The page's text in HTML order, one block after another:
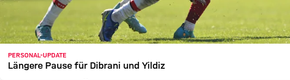
PERSONAL-UPDATE
Längere Pause für Dibrani und Yildiz